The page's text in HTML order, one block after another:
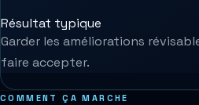
Résultat typique
Garder les améliorations
faire accepter.
COMMENT ÇA MARCHE